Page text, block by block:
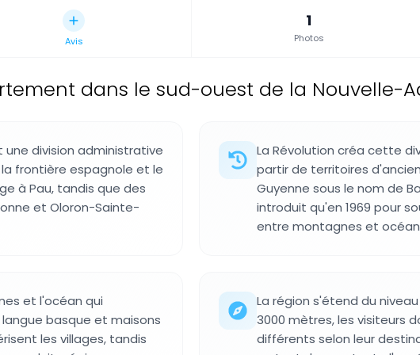
Avis
1
Photos
dans le sud-ouest de la Nouvelle-
division administrative
frontière espagnole et le
à Pau, tandis que des
et Oloron-Sainte-
La Révolution créa cette
partir de territoires
Guyenne sous le nom de
introduit qu'en 1969 pour
entre montagnes et
et l'océan qui
basque et maisons
les villages, tandis
La région s'étend du
3000 mètres, les visiteurs
différents selon leur